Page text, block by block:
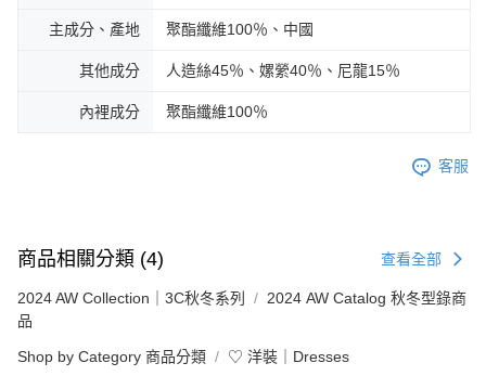
主成分、產地 聚酯纖維100％、中國
其他成分 人造絲45％、嫘縈40％、尼龍15％
內裡成分 聚酯纖維100％
客服
商品相關分類 (4) 查看全部
2024 AW Collection｜3C秋冬系列
2024 AW Catalog 秋冬型錄商
品
Shop by Category 商品分類 ♡ 洋裝｜Dresses